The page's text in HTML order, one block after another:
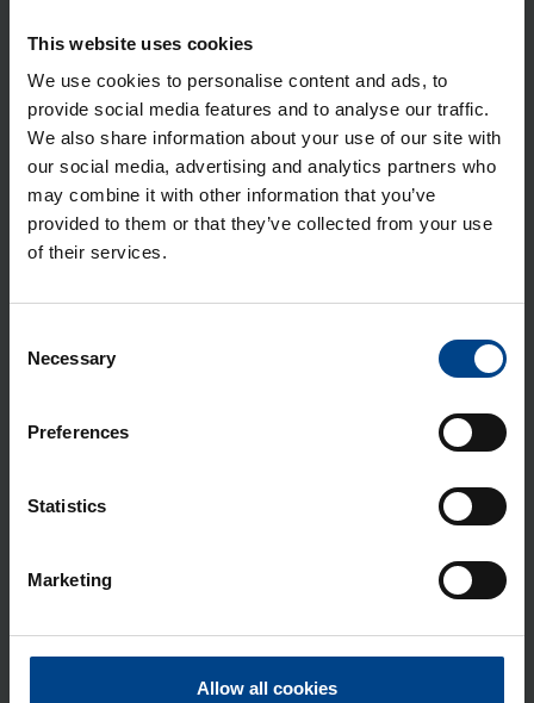
This website uses cookies
We use cookies to personalise content and ads, to
provide social media features and to analyse our traffic.
We also share information about your use of our site with
our social media, advertising and analytics partners who
may combine it with other information that you’ve
provided to them or that they’ve collected from your use
of their services.
Selection
Necessary
Preferences
Statistics
Marketing
Allow all cookies
2×12 moo­du­lit, 350×300 mm
Tootekood: FL979A
Ver­ti­kaal­sed sii­nid kilbi põhja, Orion
Plus C, kõr­gus 300 mm
Tootekood: FL461A
Siseuks Orion Plus, 350×300 mm,
metall
Tootekood: FL544A
Moo­dul­sisu Orion Plus C, 2×12 moo­
Mon­taaž­plaat Orion Plus, 350×300
Tootekood: FL423A